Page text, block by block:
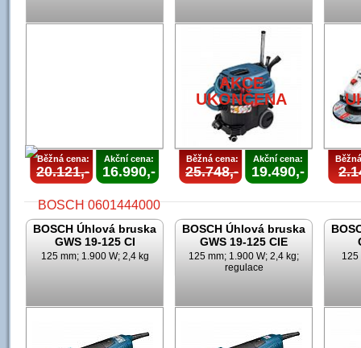
UKONČENA
Běžná cena:
20.121,-
Akční cena:
16.990,-
AKCE
UKONČENA
Běžná cena:
25.748,-
Akční cena:
19.490,-
BOSCH Úhlová bruska
GWS 19-125 CI
125 mm; 1.900 W; 2,4 kg
BOSCH Úhlová bruska
GWS 19-125 CIE
125 mm; 1.900 W; 2,4 kg;
regulace
125